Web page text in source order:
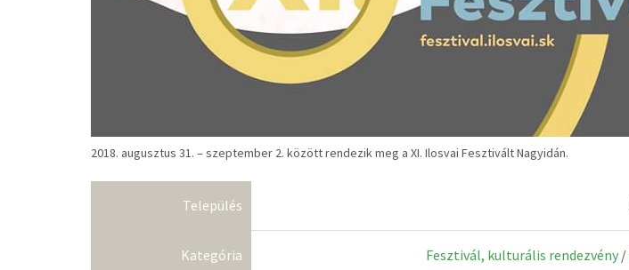
2018. augusztus 31. – szeptember 2. között rendezik meg a XI. Ilosvai Fesztivált Nagyidán.
Település
Kategória Fesztivál, kulturális rendezvény /